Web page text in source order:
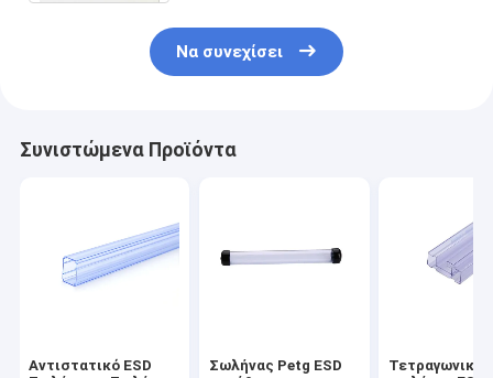
Να συνεχίσει
Συνιστώμενα Προϊόντα
Αντιστατικό ESD
Σωλήνας Petg ESD
Τετραγωνικός